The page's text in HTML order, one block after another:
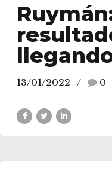
13/01/2022 0